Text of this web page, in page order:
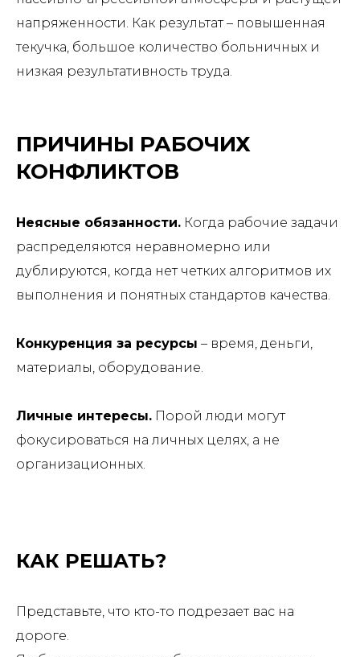
напряженности. Как результат – повышенная
текучка, большое количество больничных и
низкая результативность труда.
ПРИЧИНЫ РАБОЧИХ
КОНФЛИКТОВ
Неясные обязанности. Когда рабочие задачи
распределяются неравномерно или
дублируются, когда нет четких алгоритмов их
выполнения и понятных стандартов качества.
Конкуренция за ресурсы – время, деньги,
материалы, оборудование.
Личные интересы. Порой люди могут
фокусироваться на личных целях, а не
организационных.
КАК РЕШАТЬ?
Представьте, что кто-то подрезает вас на
дороге.